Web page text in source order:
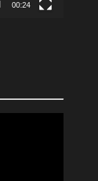
00:24